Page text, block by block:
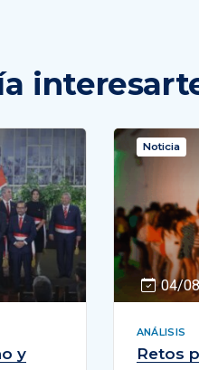
y
Noticia
04/
ANÁLISIS
Retos